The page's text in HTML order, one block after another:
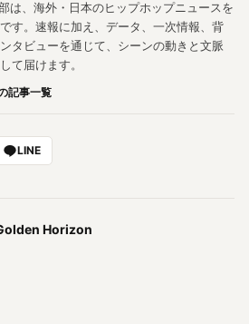
は、海外・日本のヒップホップニュースを
す。速報に加え、データ、一次情報、背
タビューを通じて、シーンの動きと文脈
て届けます。
記事一覧
LINE
Horizon